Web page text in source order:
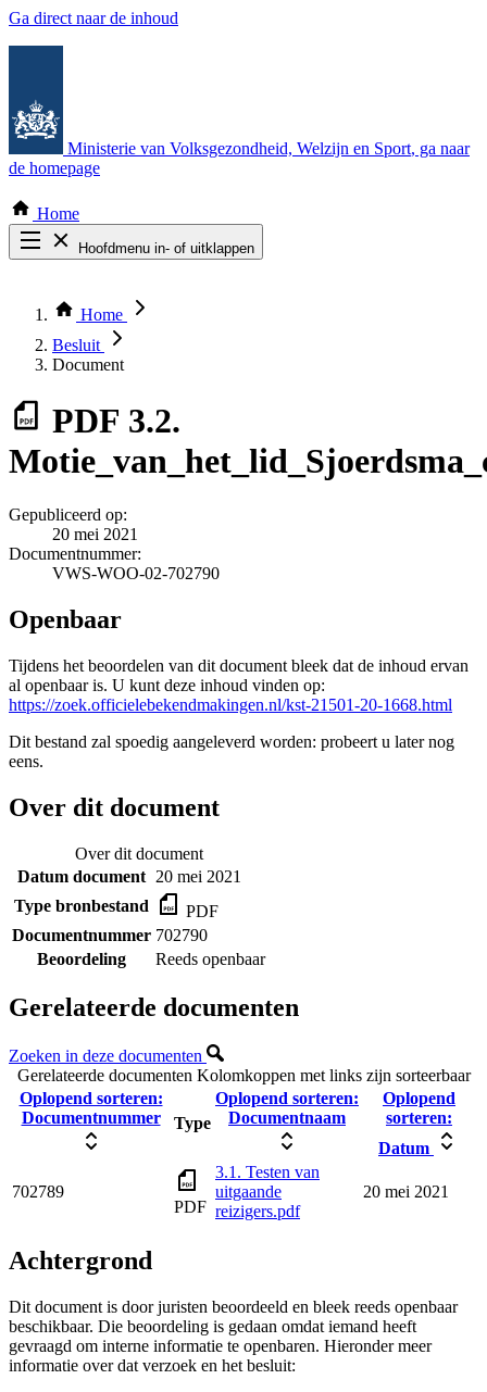
Ga direct naar de inhoud
Ministerie van Volksgezondheid, Welzijn en Sport, ga naar
de homepage
Home
Hoofdmenu in- of uitklappen
Thema COVID-19
Bekijk per bestuursorgaan
Home
Besluit
Document
PDF 3.2.
Gepubliceerd op:
20 mei 2021
Documentnummer:
VWS-WOO-02-702790
Openbaar
Tijdens het beoordelen van dit document bleek dat de inhoud ervan
al openbaar is. U kunt deze inhoud vinden op:
https://zoek.officielebekendmakingen.nl/kst-21501-20-1668.html
Dit bestand zal spoedig aangeleverd worden: probeert u later nog
eens.
Over dit document
Over dit document
Datum document 20 mei 2021
Type bronbestand
PDF
Documentnummer 702790
Beoordeling
Reeds openbaar
Gerelateerde documenten
Zoeken in deze documenten
Gerelateerde documenten Kolomkoppen met links zijn sorteerbaar
Oplopend sorteren:
Documentnummer
Type
Oplopend sorteren:
Documentnaam
Oplopend
sorteren:
Datum
702789
PDF
3.1. Testen van
uitgaande
reizigers.pdf
20 mei 2021
Achtergrond
Dit document is door juristen beoordeeld en bleek reeds openbaar
beschikbaar. Die beoordeling is gedaan omdat iemand heeft
gevraagd om interne informatie te openbaren. Hieronder meer
informatie over dat verzoek en het besluit: